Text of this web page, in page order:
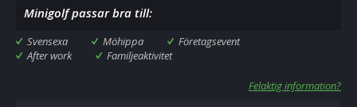
Minigolf passar bra till:
Svensexa Möhippa
Företagsevent
After work
Familjeaktivitet
Felaktig information?